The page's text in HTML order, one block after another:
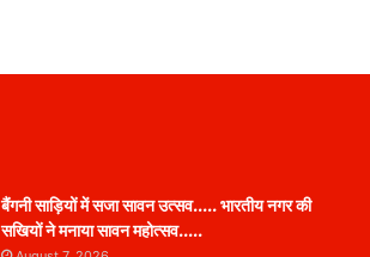
बैंगनी साड़ियों में सजा सावन उत्सव….. भारतीय नगर की
सखियों ने मनाया सावन महोत्सव…..